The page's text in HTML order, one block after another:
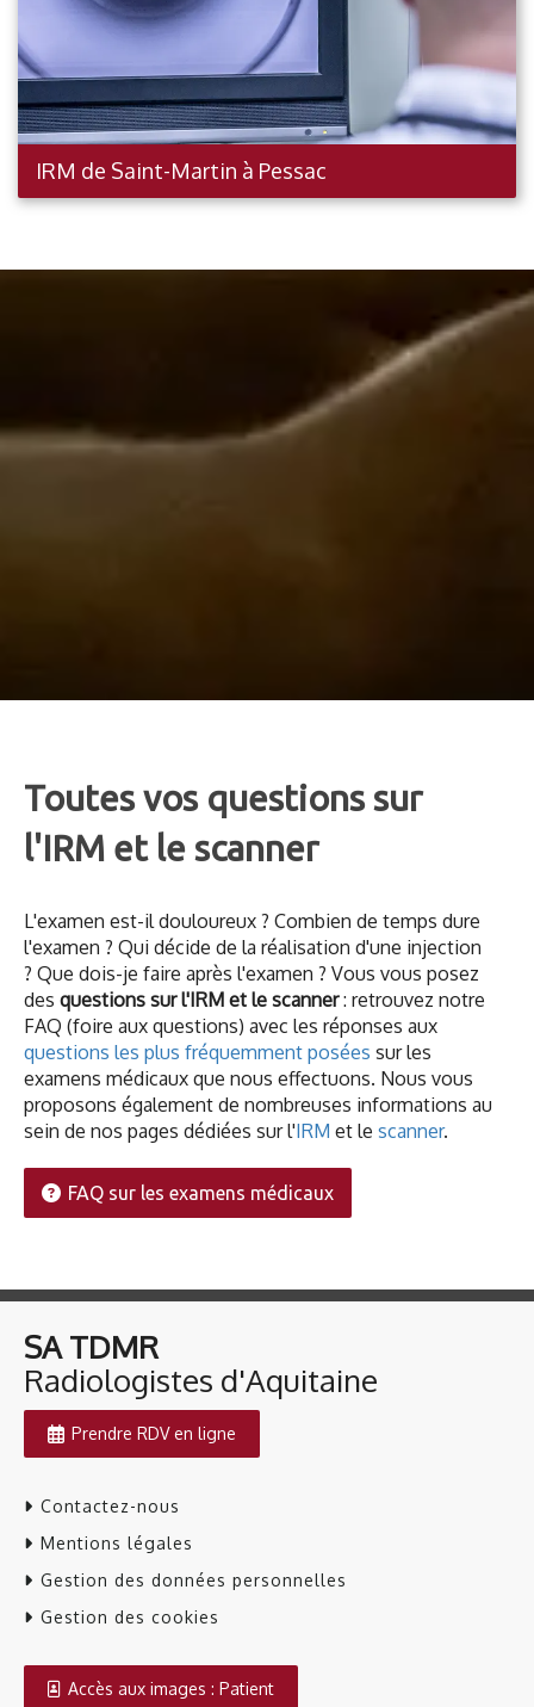
IRM de Saint-Martin à Pessac
Toutes vos questions sur
l'IRM et le scanner
L'examen est-il douloureux ? Combien de temps dure
l'examen ? Qui décide de la réalisation d'une injection
? Que dois-je faire après l'examen ? Vous vous posez
des questions sur l'IRM et le scanner: retrouvez notre
FAQ (foire aux questions) avec les réponses aux
questions les plus fréquemment posées sur les
examens médicaux que nous effectuons. Nous vous
proposons également de nombreuses informations au
sein de nos pages dédiées sur l'IRM et le scanner.
FAQ sur les examens médicaux
SA TDMR
​​​​​​​Radiologistes d'Aquitaine
Prendre RDV en ligne
Contactez-nous
Mentions légales
Gestion des données personnelles
Gestion des cookies
Accès aux images : Patient